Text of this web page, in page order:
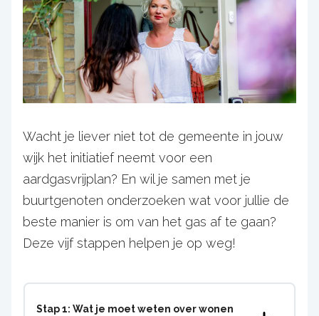
Wacht je liever niet tot de gemeente in jouw
wijk het initiatief neemt voor een
aardgasvrijplan? En wil je samen met je
buurtgenoten onderzoeken wat voor jullie de
beste manier is om van het gas af te gaan?
Deze vijf stappen helpen je op weg!
Stap 1: Wat je moet weten over wonen